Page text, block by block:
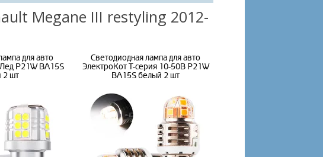
Megane III restyling 2012-
для авто
P21W BA15S
2 шт
Светодиодная лампа для авто
ЭлектроКот Т-серия 10-50В P21W
BA15S белый 2 шт